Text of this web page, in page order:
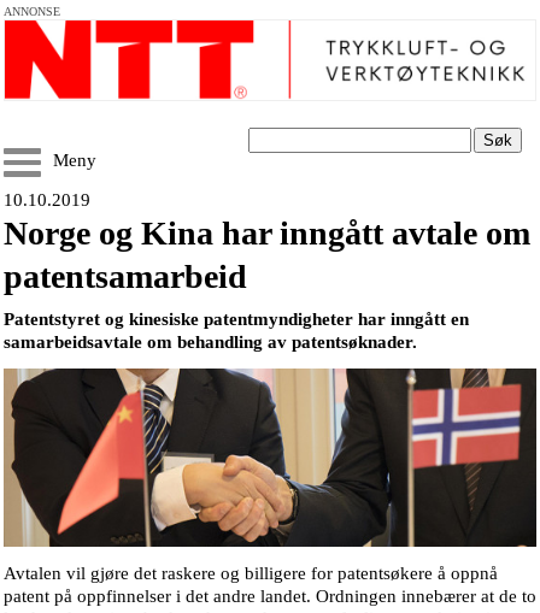
ANNONSE
Søk
Meny
10.10.2019
Norge og Kina har inngått avtale om
patentsamarbeid
Patentstyret og kinesiske patentmyndigheter har inngått en
samarbeidsavtale om behandling av patentsøknader.
Avtalen vil gjøre det raskere og billigere for patentsøkere å oppnå
patent på oppfinnelser i det andre landet. Ordningen innebærer at de to